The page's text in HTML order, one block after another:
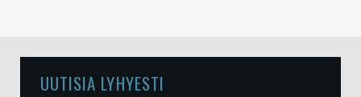
UUTISIA LYHYESTI